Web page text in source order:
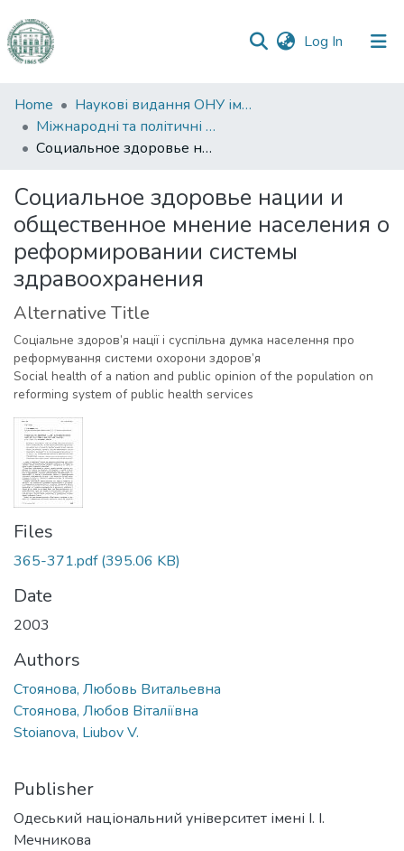
Log In (current)
Communities
&
Collections
Statistics
Home
Наукові видання ОНУ імені І. І. Мечникова
Міжнародні та політичні дослідження
Социальное здоровье нации и общественное мнение населения о реформировании системы здравоохранения
Социальное здоровье нации и
общественное мнение населения о
реформировании системы
здравоохранения
Alternative Title
Соціальне здоров’я нації і суспільна думка населення про
реформування системи охорони здоров’я
Social health of a nation and public opinion of the population on
reforming system of public health services
Files
365-371.pdf(395.06 KB)
Date
2003
Authors
Стоянова, Любовь Витальевна
Стоянова, Любов Віталіївна
Stoianova, Liubov V.
Publisher
Одеський національний університет імені І. І.
Мечникова